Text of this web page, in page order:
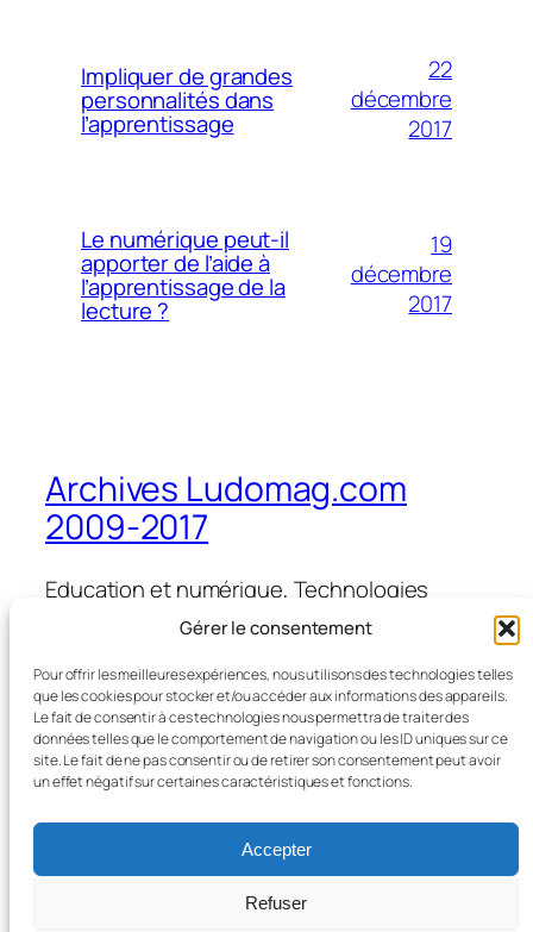
Gérer le consentement
Pour offrir les meilleures expériences, nous utilisons des technologies telles
que les cookies pour stocker et/ou accéder aux informations des appareils.
Le fait de consentir à ces technologies nous permettra de traiter des
données telles que le comportement de navigation ou les ID uniques sur ce
site. Le fait de ne pas consentir ou de retirer son consentement peut avoir
un effet négatif sur certaines caractéristiques et fonctions.
Accepter
Refuser
Impliquer de grandes
personnalités dans
l’apprentissage
22
décembre
2017
Le numérique peut-il
apporter de l’aide à
l’apprentissage de la
lecture ?
19
décembre
2017
Archives Ludomag.com
2009-2017
Education et numérique, Technologies
d'Apprentissage, e-learning, serious games,
et formation
Blog
À propos
FAQ
Évènements
Boutique
Compositions
Thèmes